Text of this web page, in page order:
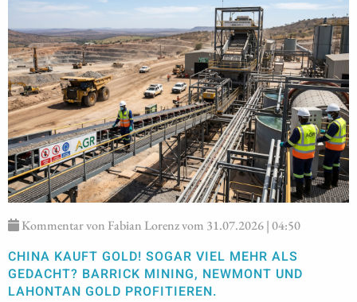
Kommentar von Fabian Lorenz vom 31.07.2026 | 04:50
CHINA KAUFT GOLD! SOGAR VIEL MEHR ALS
GEDACHT? BARRICK MINING, NEWMONT UND
LAHONTAN GOLD PROFITIEREN.